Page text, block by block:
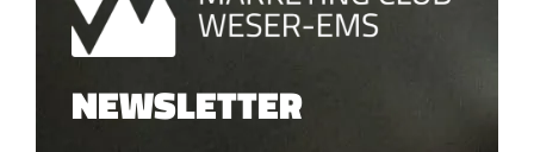
NEWSLETTER